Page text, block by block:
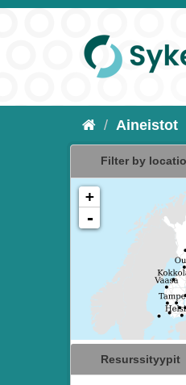
Aineistot
Filter by
+
-
Resurssityypit